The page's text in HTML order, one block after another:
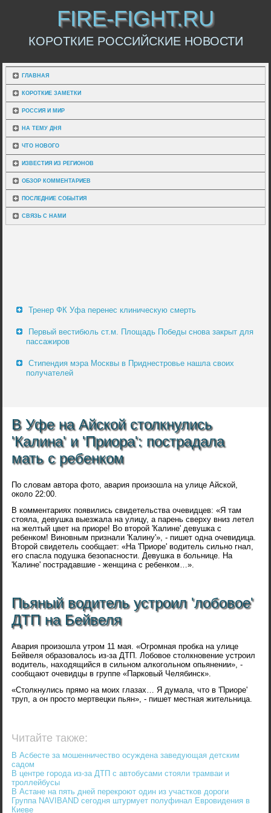
FIRE-FIGHT.RU
КОРОТКИЕ РОССИЙСКИЕ НОВОСТИ
ГЛАВНАЯ
КОРОТКИЕ ЗАМЕТКИ
РОССИЯ И МИР
НА ТЕМУ ДНЯ
ЧТО НОВОГО
ИЗВЕСТИЯ ИЗ РЕГИОНОВ
ОБЗОР КОММЕНТАРИЕВ
ПОСЛЕДНИЕ СОБЫТИЯ
СВЯЗЬ С НАМИ
Тренер ФК Уфа перенес клиническую смерть
Первый вестибюль ст.м. Площадь Победы снова закрыт для
пассажиров
Стипендия мэра Москвы в Приднестровье нашла своих
получателей
В Уфе на Айской столкнулись
'Калина' и 'Приора': пострадала
мать с ребенком
По словам автора фото, авария произошла на улице Айской,
около 22:00.
В комментариях появились свидетельства очевидцев: «Я там
стояла, девушка выезжала на улицу, а парень сверху вниз летел
на желтый цвет на приоре! Во второй 'Калине' девушка с
ребенком! Виновным признали 'Калину'», - пишет одна очевидица.
Второй свидетель сообщает: «На 'Приоре' водитель сильно гнал,
его спасла подушка безопасности. Девушка в больнице. На
'Калине' пострадавшие - женщина с ребенком…».
Пьяный водитель устроил 'лобовое'
ДТП на Бейвеля
Авария произошла утром 11 мая. «Огромная пробка на улице
Бейвеля образовалось из-за ДТП. Лобовое столкновение устроил
водитель, находящийся в сильном алкогольном опьянении», -
сообщают очевидцы в группе «Парковый Челябинск».
«Столкнулись прямо на моих глазах… Я думала, что в 'Приоре'
труп, а он просто мертвецки пьян», - пишет местная жительница.
Читайте также:
В Асбесте за мошенничество осуждена заведующая детским
садом
В центре города из-за ДТП с автобусами стояли трамваи и
троллейбусы
В Астане на пять дней перекроют один из участков дороги
Группа NAVIBAND сегодня штурмует полуфинал Евровидения в
Киеве